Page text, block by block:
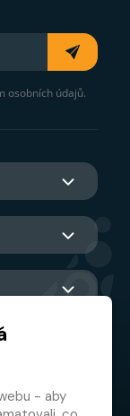
osobních údajů.
- aby